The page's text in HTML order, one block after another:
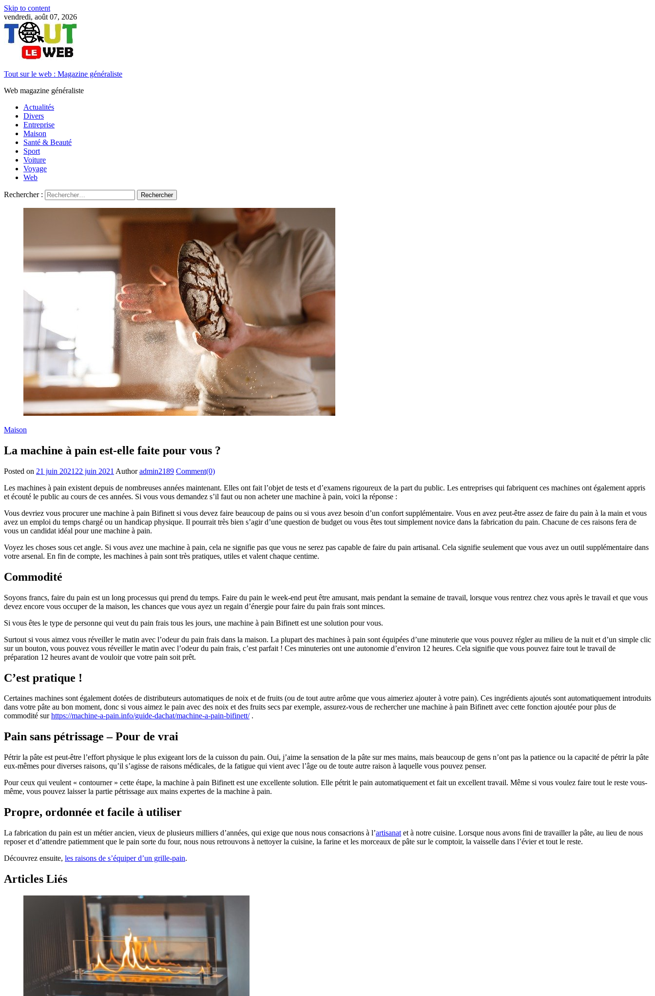
Skip to content
vendredi, août 07, 2026
Tout sur le web : Magazine généraliste
Web magazine généraliste
Actualités
Divers
Entreprise
Maison
Santé & Beauté
Sport
Voiture
Voyage
Web
Rechercher :
Maison
La machine à pain est-elle faite pour vous ?
Posted on 21 juin 2021 22 juin 2021 Author admin2189 Comment(0)
Les machines à pain existent depuis de nombreuses années maintenant. Elles ont fait l’objet de tests et d’examens rigoureux de la part du public. Les entreprises qui fabriquent ces machines ont également appris
et écouté le public au cours de ces années. Si vous vous demandez s’il faut ou non acheter une machine à pain, voici la réponse :
Vous devriez vous procurer une machine à pain Bifinett si vous devez faire beaucoup de pains ou si vous avez besoin d’un confort supplémentaire. Vous en avez peut-être assez de faire du pain à la main et vous
avez un emploi du temps chargé ou un handicap physique. Il pourrait très bien s’agir d’une question de budget ou vous êtes tout simplement novice dans la fabrication du pain. Chacune de ces raisons fera de
vous un candidat idéal pour une machine à pain.
Voyez les choses sous cet angle. Si vous avez une machine à pain, cela ne signifie pas que vous ne serez pas capable de faire du pain artisanal. Cela signifie seulement que vous avez un outil supplémentaire dans
votre arsenal. En fin de compte, les machines à pain sont très pratiques, utiles et valent chaque centime.
Commodité
Soyons francs, faire du pain est un long processus qui prend du temps. Faire du pain le week-end peut être amusant, mais pendant la semaine de travail, lorsque vous rentrez chez vous après le travail et que vous
devez encore vous occuper de la maison, les chances que vous ayez un regain d’énergie pour faire du pain frais sont minces.
Si vous êtes le type de personne qui veut du pain frais tous les jours, une machine à pain Bifinett est une solution pour vous.
Surtout si vous aimez vous réveiller le matin avec l’odeur du pain frais dans la maison. La plupart des machines à pain sont équipées d’une minuterie que vous pouvez régler au milieu de la nuit et d’un simple clic
sur un bouton, vous pouvez vous réveiller le matin avec l’odeur du pain frais, c’est parfait ! Ces minuteries ont une autonomie d’environ 12 heures. Cela signifie que vous pouvez faire tout le travail de
préparation 12 heures avant de vouloir que votre pain soit prêt.
C’est pratique !
Certaines machines sont également dotées de distributeurs automatiques de noix et de fruits (ou de tout autre arôme que vous aimeriez ajouter à votre pain). Ces ingrédients ajoutés sont automatiquement introduits
dans votre pâte au bon moment, donc si vous aimez le pain avec des noix et des fruits secs par exemple, assurez-vous de rechercher une machine à pain Bifinett avec cette fonction ajoutée pour plus de
commodité surhttps://machine-a-pain.info/guide-dachat/machine-a-pain-bifinett/.
Pain sans pétrissage – Pour de vrai
Pétrir la pâte est peut-être l’effort physique le plus exigeant lors de la cuisson du pain. Oui, j’aime la sensation de la pâte sur mes mains, mais beaucoup de gens n’ont pas la patience ou la capacité de pétrir la pâte
eux-mêmes pour diverses raisons, qu’il s’agisse de raisons médicales, de la fatigue qui vient avec l’âge ou de toute autre raison à laquelle vous pouvez penser.
Pour ceux qui veulent « contourner » cette étape, la machine à pain Bifinett est une excellente solution. Elle pétrit le pain automatiquement et fait un excellent travail. Même si vous voulez faire tout le reste vous-
même, vous pouvez laisser la partie pétrissage aux mains expertes de la machine à pain.
Propre, ordonnée et facile à utiliser
La fabrication du pain est un métier ancien, vieux de plusieurs milliers d’années, qui exige que nous nous consacrions à l’artisanat et à notre cuisine. Lorsque nous avons fini de travailler la pâte, au lieu de nous
reposer et d’attendre patiemment que le pain sorte du four, nous nous retrouvons à nettoyer la cuisine, la farine et les morceaux de pâte sur le comptoir, la vaisselle dans l’évier et tout le reste.
Découvrez ensuite, les raisons de s’équiper d’un grille-pain.
Articles Liés